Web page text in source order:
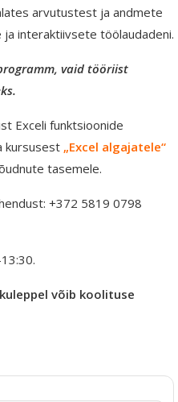
arvutustest ja andmete
ja interaktiivsete töölaudadeni.
vaid tööriist
Exceli funktsioonide
kursusest „Excel algajatele“
tasemele.
+372 5819 0798
võib koolituse